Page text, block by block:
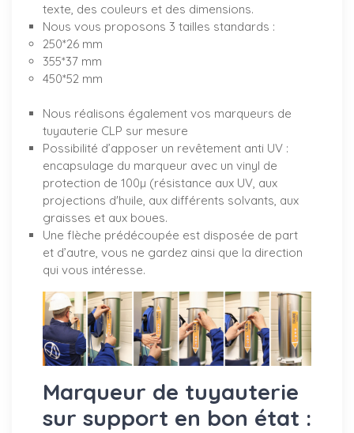
texte, des couleurs et des dimensions.
Nous vous proposons 3 tailles standards :
250*26 mm
355*37 mm
450*52 mm
Nous réalisons également vos marqueurs de
tuyauterie CLP sur mesure
Possibilité d’apposer un revêtement anti UV :
encapsulage du marqueur avec un vinyl de
protection de 100µ (résistance aux UV, aux
projections d'huile, aux différents solvants, aux
graisses et aux boues.
Une flèche prédécoupée est disposée de part
et d’autre, vous ne gardez ainsi que la direction
qui vous intéresse.
Marqueur de tuyauterie
sur support en bon état :